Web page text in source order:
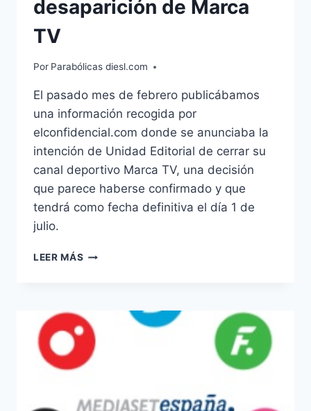
desaparición de Marca
TV
Por Parabólicas diesl.com
El pasado mes de febrero publicábamos
una información recogida por
elconfidencial.com donde se anunciaba la
intención de Unidad Editorial de cerrar su
canal deportivo Marca TV, una decisión
que parece haberse confirmado y que
tendrá como fecha definitiva el día 1 de
julio.
LEER MÁS SE
MARCA
TV